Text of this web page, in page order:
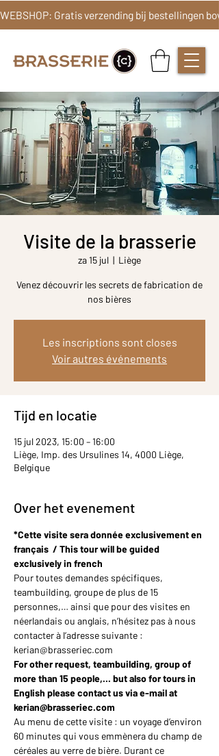
Visite de la brasserie
za 15 jul
  |
Liège
Venez découvrir les secrets de fabrication de
nos bières
Les inscriptions sont closes
Voir autres événements
Tijd en locatie
15 jul 2023, 15:00 – 16:00
Liège, Imp. des Ursulines 14, 4000 Liège,
Belgique
Over het evenement
*Cette visite sera donnée exclusivement en
français  / This tour will be guided
exclusively in french
Pour toutes demandes spécifiques,
teambuilding, groupe de plus de 15
personnes,… ainsi que pour des visites en
néerlandais ou anglais, n’hésitez pas à nous
contacter à l’adresse suivante :
kerian@brasseriec.com
For other request, teambuilding, group of
more than 15 people,... but also for tours in
English please contact us via e-mail at
kerian@brasseriec.com
Au menu de cette visite : un voyage d’environ
60 minutes qui vous emmènera du champ de
céréales au verre de bière. Durant ce